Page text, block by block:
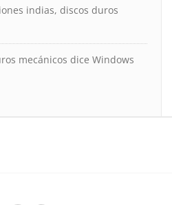
indias, discos duros
mecánicos dice Windows